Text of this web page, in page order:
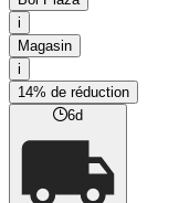
i
Magasin
i
14% de réduction
6d